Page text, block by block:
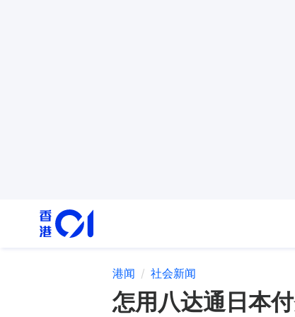
港闻 社会新闻
怎用八达通日本